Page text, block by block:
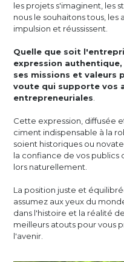
les projets s'imaginent, les
nous le souhaitons tous,
impulsion et réussissent.
Quelle que soit
expression
ses missions et valeurs
voute qui supporte vos
entrepreneuriales
Cette expression, diffusée
ciment indispensable à la
soient historiques ou
la confiance de vos
lors naturellement.
La position juste et
assumez aux yeux du
dans l'histoire et la réalité
meilleurs atouts pour vous
l'avenir.